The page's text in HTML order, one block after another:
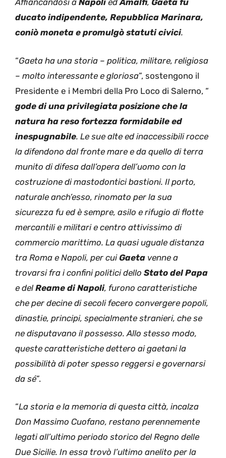
Affiancandosi a NapoliedAmalfi, Gaeta fu
ducato indipendente, Repubblica Marinara,
coniò moneta e promulgò statuti civici.
“Gaeta ha una storia – politica, militare, religiosa
– molto interessante e gloriosa”, sostengono il
Presidente e i Membri della Pro Loco di Salerno, “
gode di una privilegiata posizione che la
natura ha reso fortezza formidabile ed
inespugnabile. Le sue alte ed inaccessibili rocce
la difendono dal fronte mare e da quello di terra
munito di difesa dall’opera dell’uomo con la
costruzione di mastodontici bastioni. Il porto,
naturale anch’esso, rinomato per la sua
sicurezza fu ed è sempre, asilo e rifugio di flotte
mercantili e militari e centro attivissimo di
commercio marittimo. La quasi uguale distanza
tra Roma e Napoli, per cuiGaeta venne a
trovarsi fra i confini politici dello Stato del Papa
e delReame di Napoli, furono caratteristiche
che per decine di secoli fecero convergere popoli,
dinastie, principi, specialmente stranieri, che se
ne disputavano il possesso. Allo stesso modo,
queste caratteristiche dettero ai gaetani la
possibilità di poter spesso reggersi e governarsi
da sé”.
“La storia e la memoria di questa città, incalza
Don Massimo Cuofano, restano perennemente
legati all’ultimo periodo storico del Regno delle
Due Sicilie. In essa trovò l’ultimo anelito per la